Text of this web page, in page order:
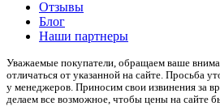
Отзывы
Блог
Наши партнеры
Уважаемые покупатели, обращаем ваше
отличаться от указанной на сайте. Просьба
у менеджеров. Приносим свои извинения за
делаем все возможное, чтобы цены на сайте